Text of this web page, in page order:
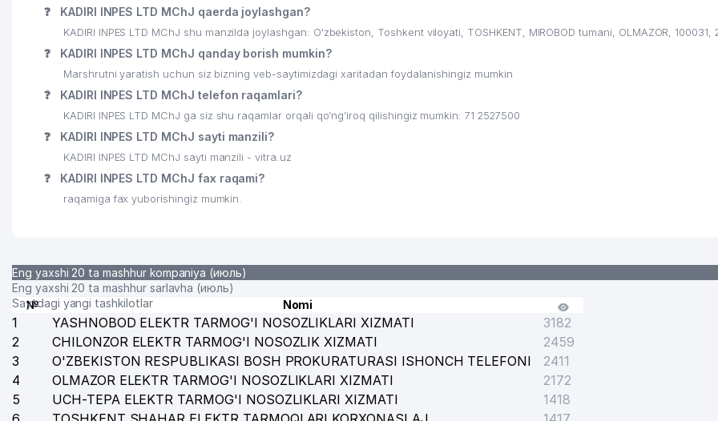
23 KHS GmbH TASHKENT VAKOLATXONA
24 O'ZBEKISTON RESPUBLIKASI XALQ TA'LIMI VAZIRLIGI
HAEJIN NEW WORLD MChJ
O'ZREPORT MChJ
27 ISHONCH VA DOVERIE
28 O'ZBEKISTON KASABA UYUSHMALARI FEDERATSIYASI KENGASHI HUZURIDAGI SANATORIYA-KURORT BOSHQARMASI UK
ANGELS FOOD HOLDING MChJ
31 MIROBOD TUMANI 8-chi NOTARIAL IDORASI
32 O'ZBEKISTON AKADEMIK RUS DRAMA TEATRI
RESPUBLIKA IXTISOSLASHTIRILGAN XOREOGRAFIYA MAKTAB INTERNATI
O'ZBEKISTON RESPUBLIKASI VAZIRLAR MAHKAMASI HUZURIDAGI DIN ISHLARI BO'YICHA QO'MITA
UNIVERSAL-PRESS-MEDIA MChJ
❓ KADIRI INPES LTD MChJ qaerda joylashgan?
KADIRI INPES LTD MChJ shu manzilda joylashgan: O'zbekiston, Toshkent viloyati, TOSHKENT, MIROBOD tumani, OLMAZOR, 100031,
❓ KADIRI INPES LTD MChJ qanday borish mumkin?
Marshrutni yaratish uchun siz bizning veb-saytimizdagi xaritadan foydalanishingiz mumkin
❓ KADIRI INPES LTD MChJ telefon raqamlari?
KADIRI INPES LTD MChJ ga siz shu raqamlar orqali qo’ng’iroq qilishingiz mumkin: 71 2527500
❓ KADIRI INPES LTD MChJ sayti manzili?
KADIRI INPES LTD MChJ sayti manzili - vitra.uz
❓ KADIRI INPES LTD MChJ fax raqami?
raqamiga fax yuborishingiz mumkin.
Eng yaxshi 20 ta mashhur kompaniya (июль)
Eng yaxshi 20 ta mashhur sarlavha (июль)
Saytdagi yangi tashkilotlar
№ Nomi
1 YASHNOBOD ELEKTR TARMOG'I NOSOZLIKLARI XIZMATI
3182
2
CHILONZOR ELEKTR TARMOG'I NOSOZLIK XIZMATI
2459
3
O'ZBEKISTON RESPUBLIKASI BOSH PROKURATURASI ISHONCH TELEFONI
2411
4
OLMAZOR ELEKTR TARMOG'I NOSOZLIKLARI XIZMATI
2172
5
UCH-TEPA ELEKTR TARMOG'I NOSOZLIKLARI XIZMATI
1418